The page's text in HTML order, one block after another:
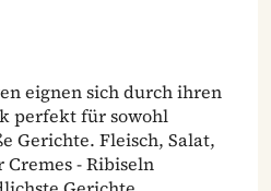
eignen sich durch ihren
perfekt für sowohl
Gerichte. Fleisch, Salat,
- Ribiseln